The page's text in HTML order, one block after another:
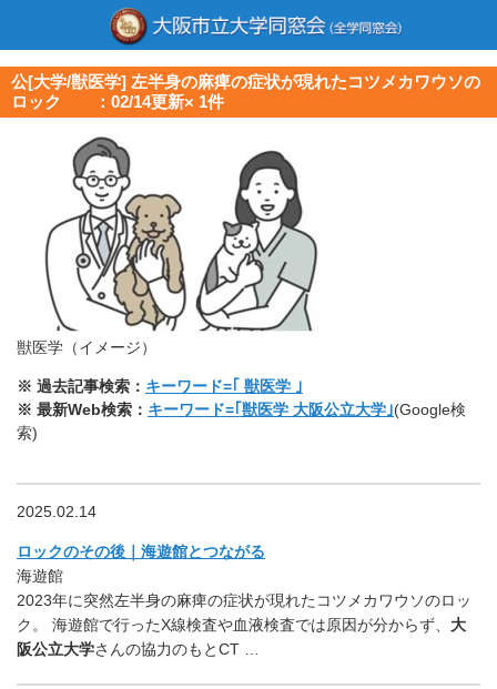
公[大学/獣医学] 左半身の麻痺の症状が現れたコツメカワウソの
ロック ：02/14更新× 1件
獣医学（イメージ）
※ 過去記事検索： キーワード=｢ 獣医学 ｣
※ 最新Web検索： キーワード=｢獣医学 大阪公立大学｣(Google検
索)
2025.02.14
ロックのその後｜海遊館とつながる
海遊館
2023年に突然左半身の麻痺の症状が現れたコツメカワウソのロッ
ク。 海遊館で行ったX線検査や血液検査では原因が分からず、 大
阪公立大学さんの協力のもとCT …